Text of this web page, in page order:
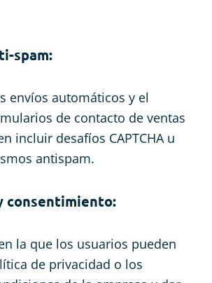
spam:
envíos automáticos y el
de contacto de ventas
incluir desafíos CAPTCHA u
antispam.
consentimiento:
la que los usuarios pueden
de privacidad o los